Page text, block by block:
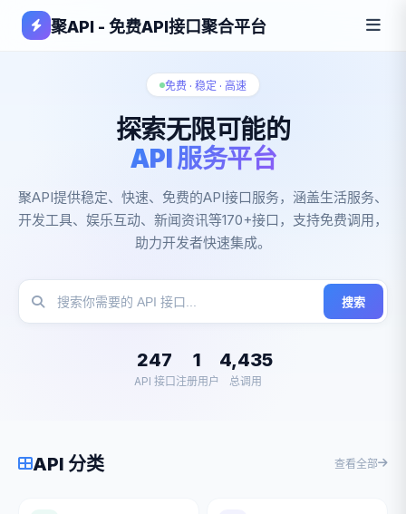
聚API - 免费API接口聚合平台
免费 · 稳定 · 高速
探索无限可能的
API 服务平台
聚API提供稳定、快速、免费的API接口服务，涵盖生活服务、
开发工具、娱乐互动、新闻资讯等170+接口，支持免费调用，
助力开发者快速集成。
搜索
247
API 接口
1
注册用户
4,435
总调用
API 分类 查看全部